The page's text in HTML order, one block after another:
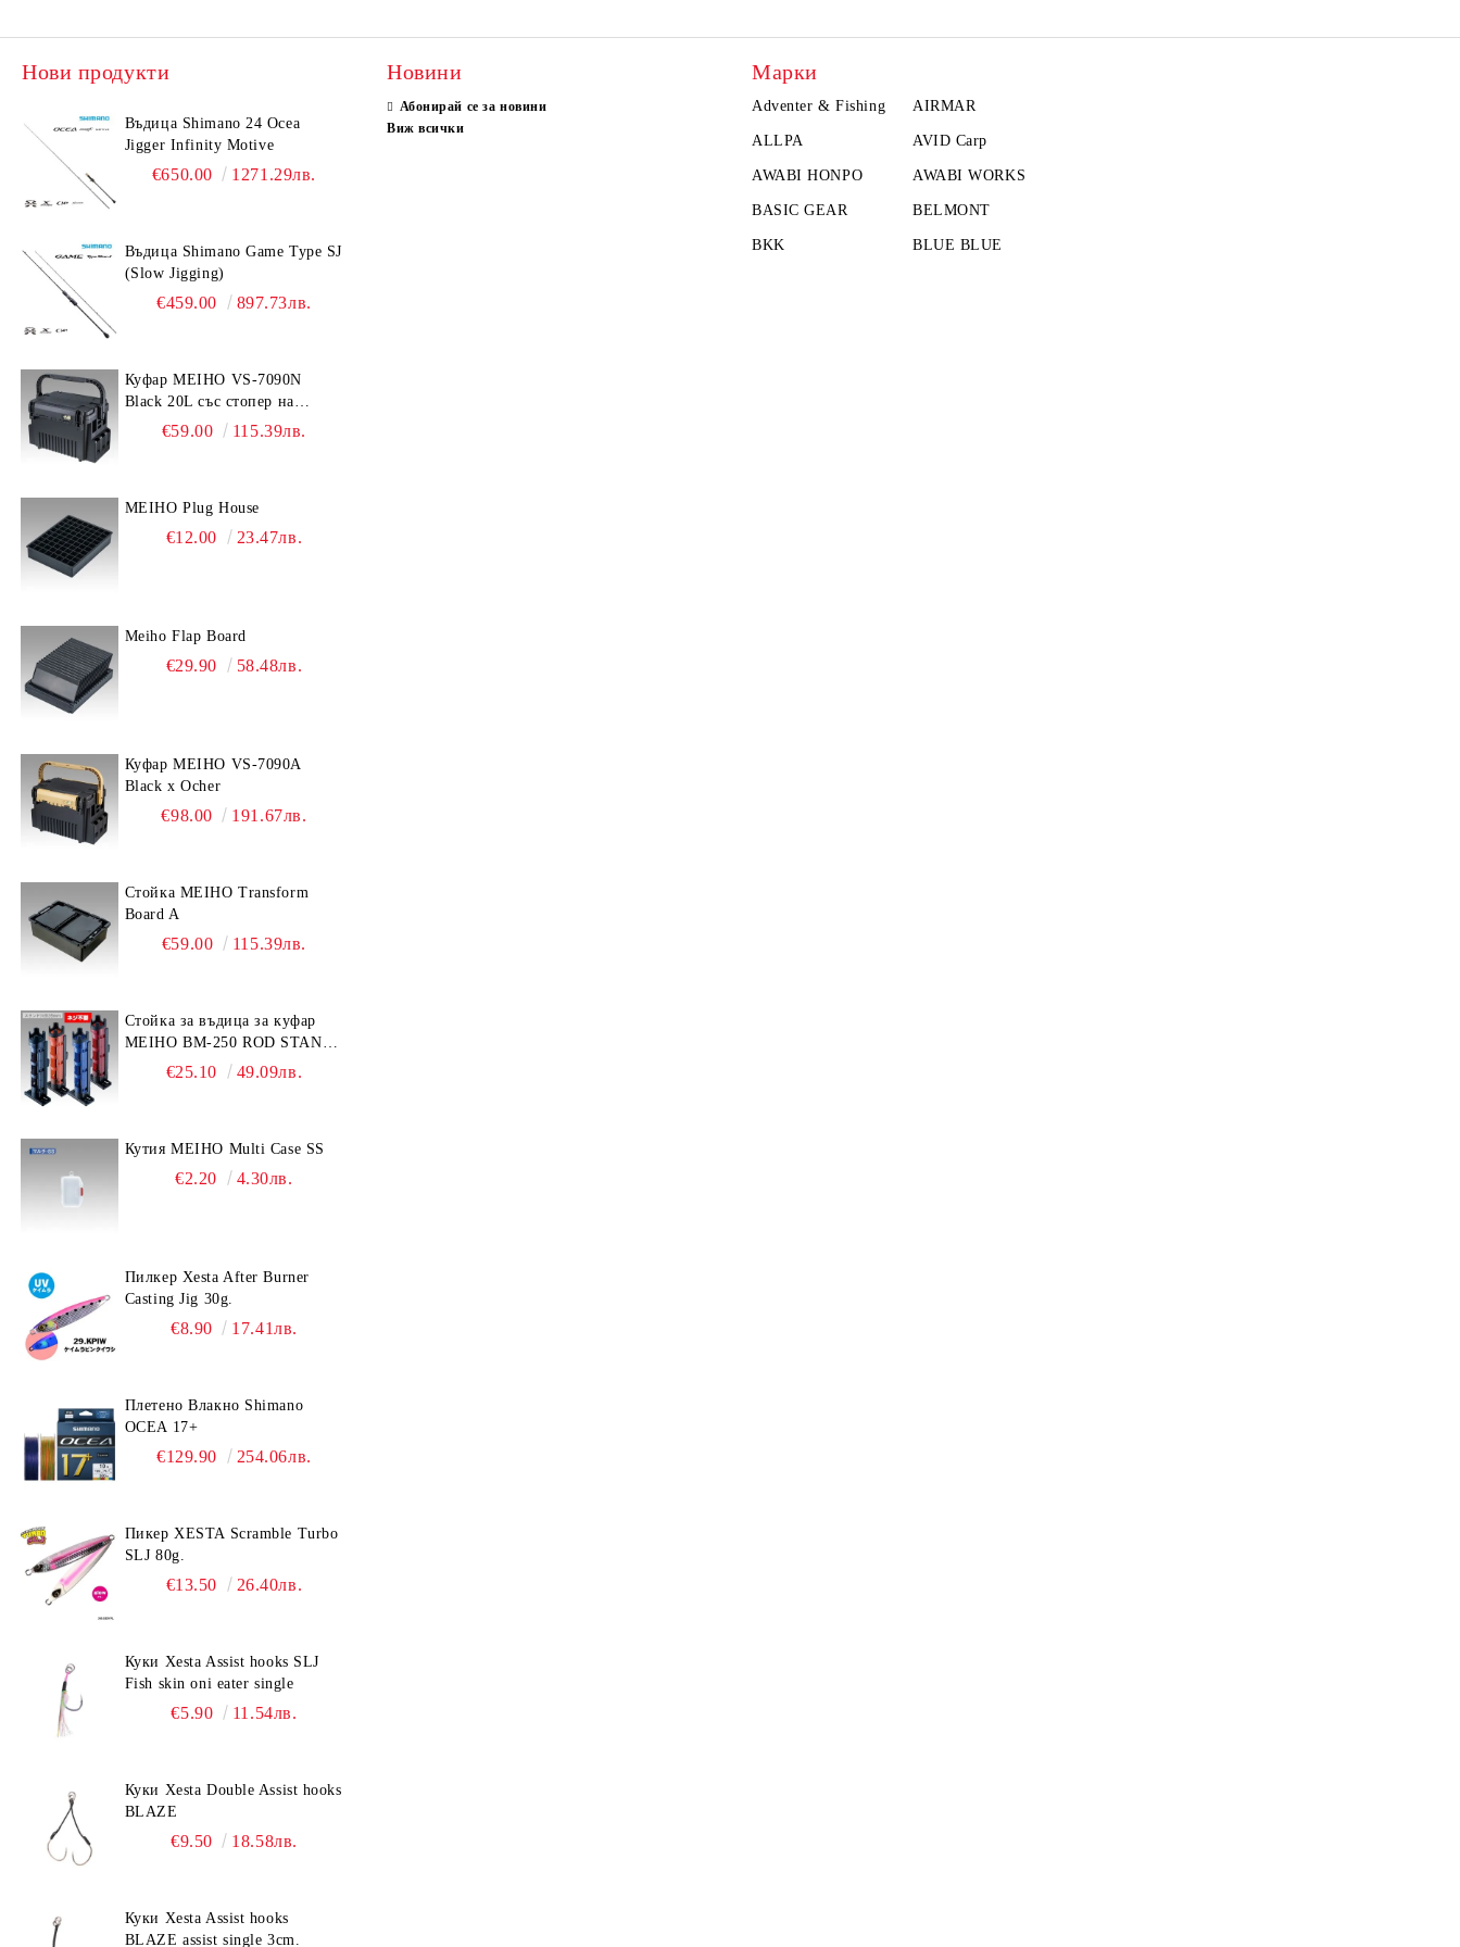
Нови продукти
Въдица Shimano 24 Ocea
Jigger Infinity Motive
€650.00 1271.29лв.
Въдица Shimano Game Type SJ
(Slow Jigging)
€459.00 897.73лв.
Куфар MEIHO VS-7090N
Black 20L със стопер на
дръжката€59.00 115.39лв.
MEIHO Plug House
€12.00 23.47лв.
Meiho Flap Board
€29.90 58.48лв.
Куфар MEIHO VS-7090A
Black x Ocher
€98.00 191.67лв.
Стойка MEIHO Transform
Board A
€59.00 115.39лв.
Стойка за въдица за куфар
MEIHO BM-250 ROD STAND
-Light Blue/Black color
€25.10 49.09лв.
Кутия MEIHO Multi Case SS
€2.20 4.30лв.
Пилкер Xesta After Burner
Casting Jig 30g.
€8.90 17.41лв.
Плетено Влакно Shimano
OCEA 17+
€129.90 254.06лв.
Пикер XESTA Scramble Turbo
SLJ 80g.
€13.50 26.40лв.
Куки Xesta Assist hooks SLJ
Fish skin oni eater single
€5.90 11.54лв.
Куки Xesta Double Assist hooks
BLAZE
€9.50 18.58лв.
Куки Xesta Assist hooks
BLAZE assist single 3cm.
Новини
Абонирай се за новини
Виж всички
Марки
Adventer & Fishing AIRMAR
ALLPA AVID Carp
AWABI HONPO AWABI WORKS
BASIC GEAR BELMONT
BKK BLUE BLUE